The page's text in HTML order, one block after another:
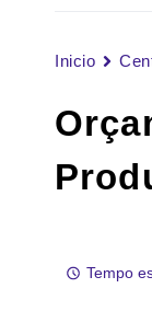
Inicio
Tempo